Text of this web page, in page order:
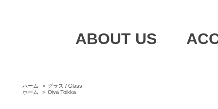
ABOUT US
ホーム > グラス / Glass
ホーム
> Oiva Toikka